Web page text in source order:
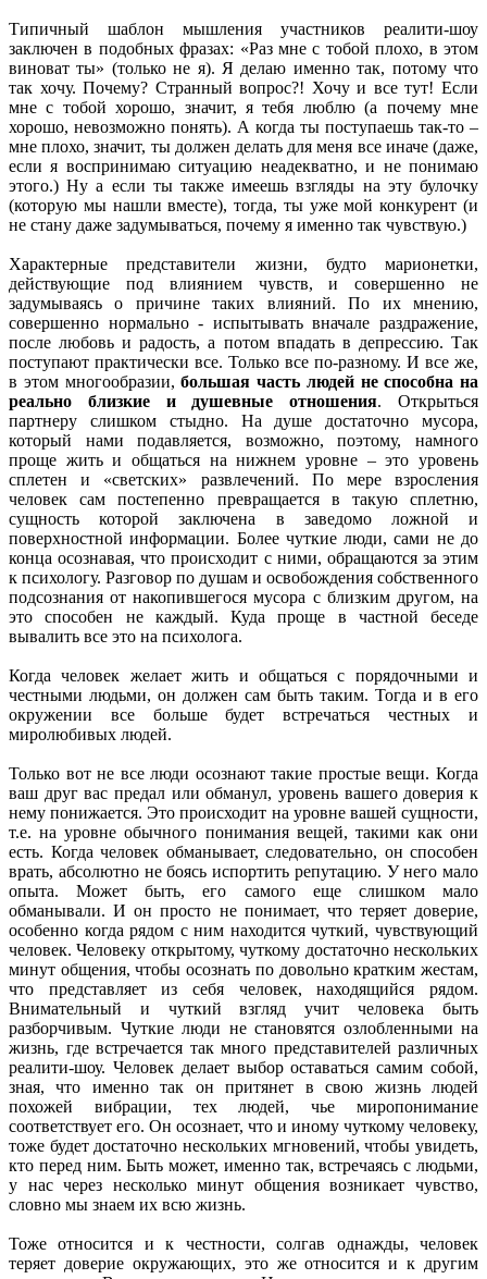
Типичный шаблон мышления участников реалити-шоу
заключен в подобных фразах: «Раз мне с тобой плохо, в этом
виноват ты» (только не я). Я делаю именно так, потому что
так хочу. Почему? Странный вопрос?! Хочу и все тут! Если
мне с тобой хорошо, значит, я тебя люблю (а почему мне
хорошо, невозможно понять). А когда ты поступаешь так-то –
мне плохо, значит, ты должен делать для меня все иначе (даже,
если я воспринимаю ситуацию неадекватно, и не понимаю
этого.) Ну а если ты также имеешь взгляды на эту булочку
(которую мы нашли вместе), тогда, ты уже мой конкурент (и
не стану даже задумываться, почему я именно так чувствую.)
Характерные представители жизни, будто марионетки,
действующие под влиянием чувств, и совершенно не
задумываясь о причине таких влияний. По их мнению,
совершенно нормально - испытывать вначале раздражение,
после любовь и радость, а потом впадать в депрессию. Так
поступают практически все. Только все по-разному. И все же,
в этом многообразии,большая часть людей не способна на
реально близкие и душевные отношения. Открыться
партнеру слишком стыдно. На душе достаточно мусора,
который нами подавляется, возможно, поэтому, намного
проще жить и общаться на нижнем уровне – это уровень
сплетен и «светских» развлечений. По мере взросления
человек сам постепенно превращается в такую сплетню,
сущность которой заключена в заведомо ложной и
поверхностной информации. Более чуткие люди, сами не до
конца осознавая, что происходит с ними, обращаются за этим
к психологу. Разговор по душам и освобождения собственного
подсознания от накопившегося мусора с близким другом, на
это способен не каждый. Куда проще в частной беседе
вывалить все это на психолога.
Когда человек желает жить и общаться с порядочными и
честными людьми, он должен сам быть таким. Тогда и в его
окружении все больше будет встречаться честных и
миролюбивых людей.
Только вот не все люди осознают такие простые вещи. Когда
ваш друг вас предал или обманул, уровень вашего доверия к
нему понижается. Это происходит на уровне вашей сущности,
т.е. на уровне обычного понимания вещей, такими как они
есть. Когда человек обманывает, следовательно, он способен
врать, абсолютно не боясь испортить репутацию. У него мало
опыта. Может быть, его самого еще слишком мало
обманывали. И он просто не понимает, что теряет доверие,
особенно когда рядом с ним находится чуткий, чувствующий
человек. Человеку открытому, чуткому достаточно нескольких
минут общения, чтобы осознать по довольно кратким жестам,
что представляет из себя человек, находящийся рядом.
Внимательный и чуткий взгляд учит человека быть
разборчивым. Чуткие люди не становятся озлобленными на
жизнь, где встречается так много представителей различных
реалити-шоу. Человек делает выбор оставаться самим собой,
зная, что именно так он притянет в свою жизнь людей
похожей вибрации, тех людей, чье миропонимание
соответствует его. Он осознает, что и иному чуткому человеку,
тоже будет достаточно нескольких мгновений, чтобы увидеть,
кто перед ним. Быть может, именно так, встречаясь с людьми,
у нас через несколько минут общения возникает чувство,
словно мы знаем их всю жизнь.
Тоже относится и к честности, солгав однажды, человек
теряет доверие окружающих, это же относится и к другим